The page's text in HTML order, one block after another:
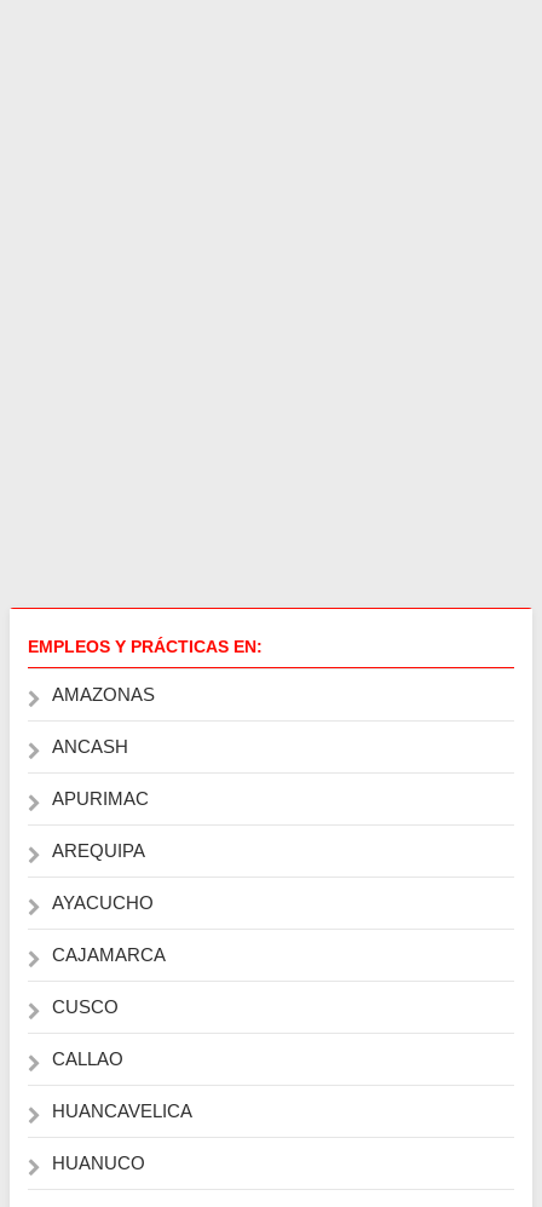
EMPLEOS Y PRÁCTICAS EN:
AMAZONAS
ANCASH
APURIMAC
AREQUIPA
AYACUCHO
CAJAMARCA
CUSCO
CALLAO
HUANCAVELICA
HUANUCO